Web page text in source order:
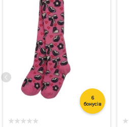
6
бонусів
★★★★★ ★